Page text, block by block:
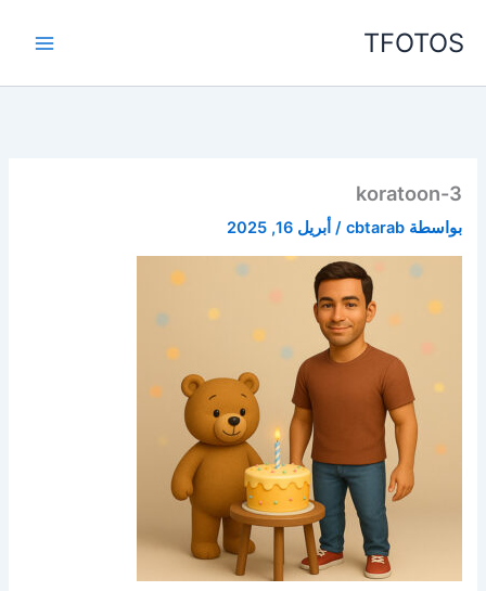
TFOTOS
koratoon-3
بواسطة cbtarab
/ أبريل 16, 2025